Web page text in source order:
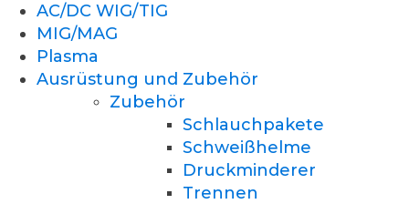
AC/DC WIG/TIG
MIG/MAG
Plasma
Ausrüstung und Zubehör
Zubehör
Schlauchpakete
Schweißhelme
Druckminderer
Trennen